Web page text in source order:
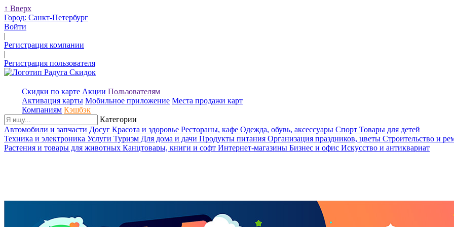
↑ Вверх
Город: Санкт-Петербург
Войти
|
Регистрация компании
|
Регистрация пользователя
Скидки по карте Акции Пользователям
Активация карты Мобильное приложение Места продажи карт
Компаниям Кэшбэк
Категории
Автомобили и запчасти Досуг Красота и здоровье Рестораны, кафе Одежда, обувь, аксессуары Спорт Товары для детей
Техника и электроника Услуги Туризм Для дома и дачи Продукты питания Организация праздников, цветы Строительство и
Растения и товары для животных Канцтовары, книги и софт Интернет-магазины Бизнес и офис Искусство и антиквариат